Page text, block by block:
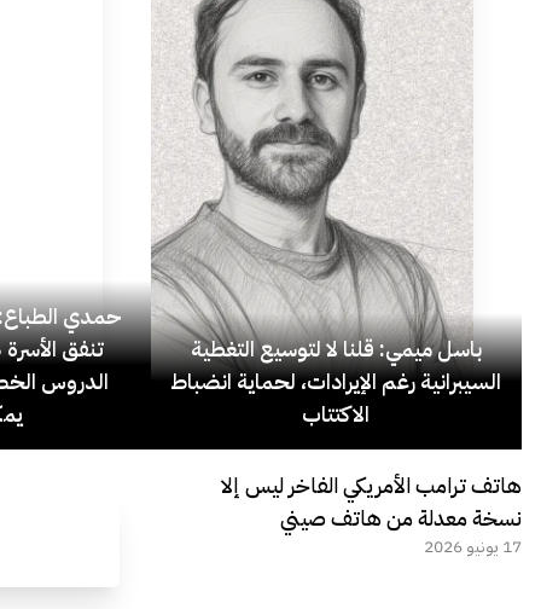
باسل ميمي: قلنا لا لتوسيع التغطية
السيبرانية رغم الإيرادات، لحماية انضباط
الاكتتاب
حمدي
الدروس
هاتف ترامب الأمريكي الفاخر ليس إلا
نسخة معدلة من هاتف صيني
17 يونيو 2026